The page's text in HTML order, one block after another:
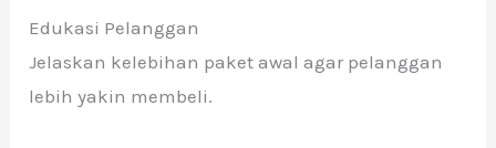
Edukasi Pelanggan
Jelaskan kelebihan paket awal agar pelanggan
lebih yakin membeli.